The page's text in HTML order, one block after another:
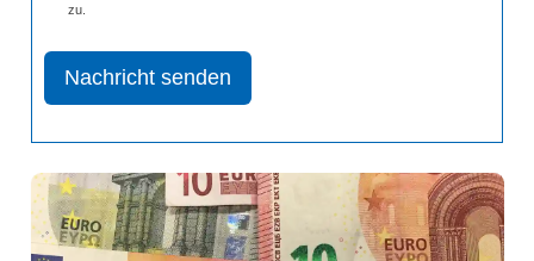
zu.
Nachricht senden